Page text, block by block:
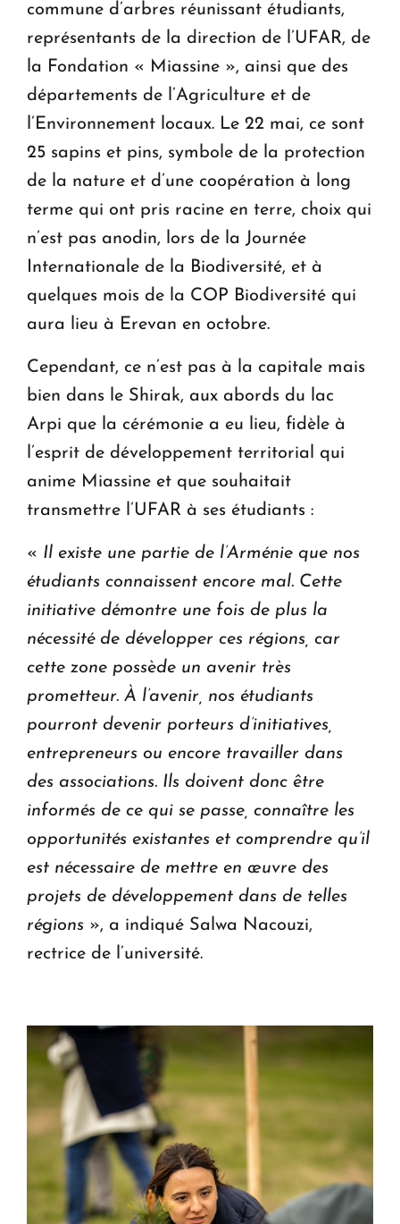
commune d’arbres réunissant étudiants,
représentants de la direction de l’UFAR, de
la Fondation « Miassine », ainsi que des
départements de l’Agriculture et de
l’Environnement locaux. Le 22 mai, ce sont
25 sapins et pins, symbole de la protection
de la nature et d’une coopération à long
terme qui ont pris racine en terre, choix qui
n’est pas anodin, lors de la Journée
Internationale de la Biodiversité, et à
quelques mois de la COP Biodiversité qui
aura lieu à Erevan en octobre.
Cependant, ce n’est pas à la capitale mais
bien dans le Shirak, aux abords du lac
Arpi que la cérémonie a eu lieu, fidèle à
l’esprit de développement territorial qui
anime Miassine et que souhaitait
transmettre l’UFAR à ses étudiants :
« Il existe une partie de l’Arménie que nos
étudiants connaissent encore mal. Cette
initiative démontre une fois de plus la
nécessité de développer ces régions, car
cette zone possède un avenir très
prometteur. À l’avenir, nos étudiants
pourront devenir porteurs d’initiatives,
entrepreneurs ou encore travailler dans
des associations. Ils doivent donc être
informés de ce qui se passe, connaître les
opportunités existantes et comprendre qu’il
est nécessaire de mettre en œuvre des
projets de développement dans de telles
régions », a indiqué Salwa Nacouzi,
rectrice de l’université.